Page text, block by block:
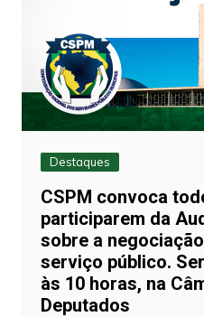
Destaques
CSPM convoca
participarem da
sobre a
serviço público.
às 10 horas, na
Deputados